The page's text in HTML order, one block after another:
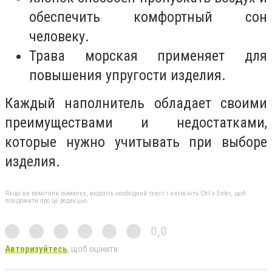
обеспечить комфортный сон
человеку.
Трава морская применяет для
повышения упругости изделия.
Каждый наполнитель обладает своими
преимуществами и недостатками,
которые нужно учитывать при выборе
изделия.
Якщо ви помітили помилку, виділіть необхідний текст і натисніть Ctrl + Enter, щоб
повідомити про це редакцію
0,0
Авторизуйтесь, щоб оцінити